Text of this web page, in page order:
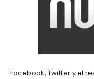
Facebook, Twitter y el